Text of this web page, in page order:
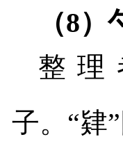
（8）
整
子。“肄